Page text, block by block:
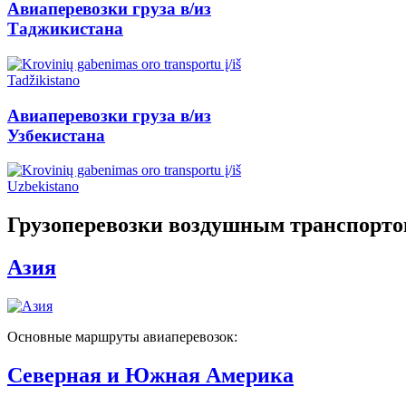
Авиаперевозки груза в/из
Таджикистана
Авиаперевозки груза в/из
Узбекистана
Грузоперевозки воздушным
Азия
Основные маршруты авиаперевозок:
Северная и Южная Америка